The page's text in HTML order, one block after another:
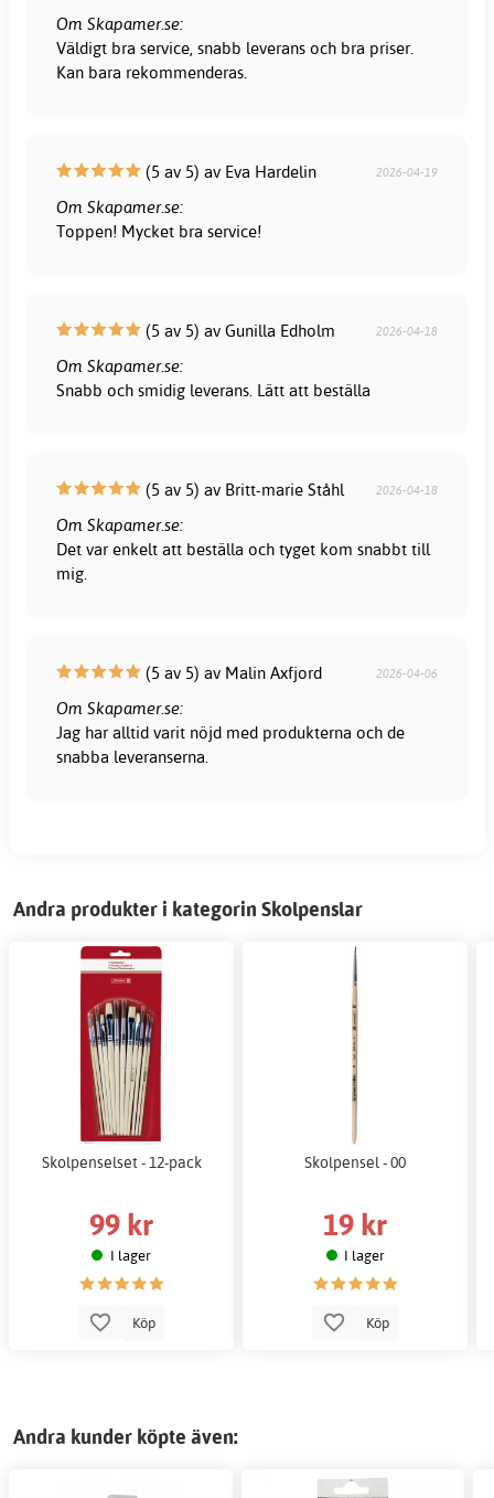
Om Skapamer.se:
Väldigt bra service, snabb leverans och bra priser.
Kan bara rekommenderas.
(5 av 5) av Eva Hardelin 2026-04-19
Om Skapamer.se:
Toppen! Mycket bra service!
(5 av 5) av Gunilla Edholm 2026-04-18
Om Skapamer.se:
Snabb och smidig leverans. Lätt att beställa
(5 av 5) av Britt-marie Ståhl 2026-04-18
Om Skapamer.se:
Det var enkelt att beställa och tyget kom snabbt till
mig.
(5 av 5) av Malin Axfjord 2026-04-06
Om Skapamer.se:
Jag har alltid varit nöjd med produkterna och de
snabba leveranserna.
Andra produkter i kategorin Skolpenslar
Skolpenselset - 12-pack
99 kr
I lager
Köp
Skolpensel - 00
19 kr
I lager
Köp
Andra kunder köpte även: